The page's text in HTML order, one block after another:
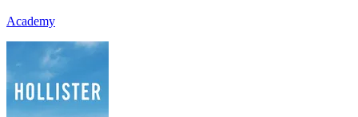
Academy